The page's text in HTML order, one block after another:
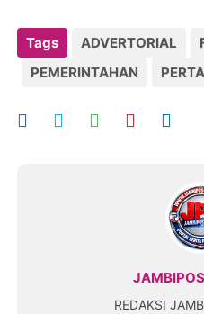
Tags ADVERTORIAL
PEMERINTAHAN
REDAKSI